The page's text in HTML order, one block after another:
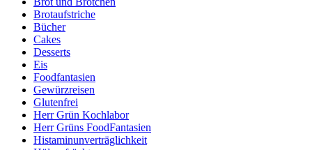
Brotaufstriche
Bücher
Cakes
Desserts
Eis
Foodfantasien
Gewürzreisen
Glutenfrei
Herr Grün Kochlabor
Herr Grüns FoodFantasien
Histaminunverträglichkeit